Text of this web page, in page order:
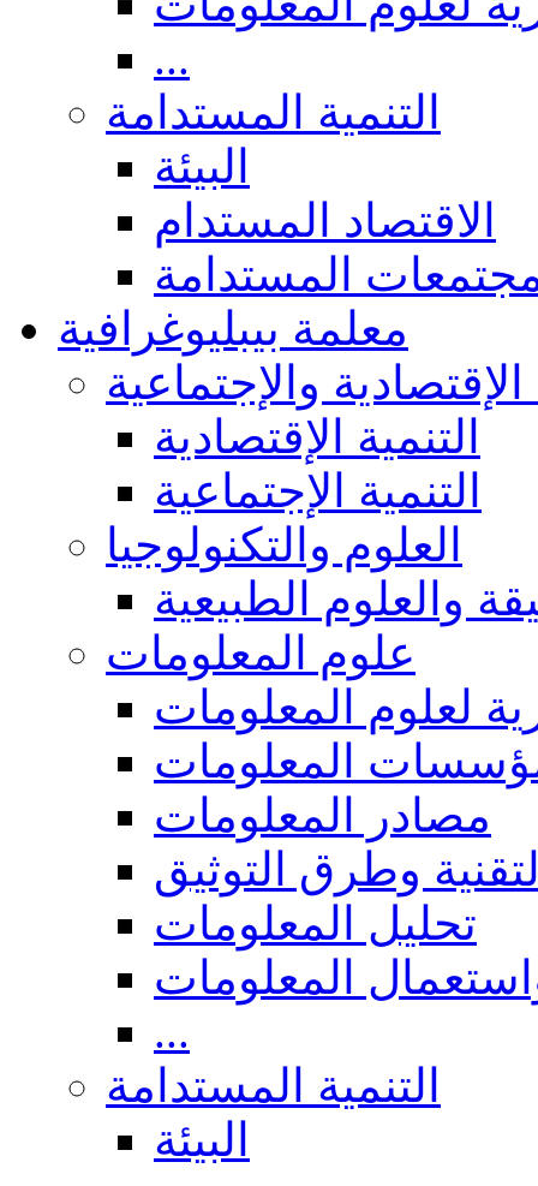
...
التنمية المستدامة
البيئة
الاقتصاد المستدام
المستدامة
معلمة بيبليوغرافية
الإقتصادية والإجتماعية
التنمية الإقتصادية
التنمية الإجتماعية
العلوم والتكنولوجيا
والعلوم الطبيعية
علوم المعلومات
لعلوم المعلومات
المعلومات
مصادر المعلومات
وطرق التوثيق
تحليل المعلومات
المعلومات
...
التنمية المستدامة
البيئة